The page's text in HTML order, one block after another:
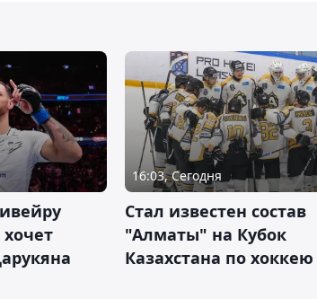
16:03, Сегодня
Стал известен состав
"Алматы" на Кубок
Казахстана по хоккею